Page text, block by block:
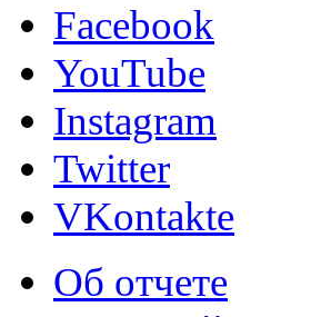
Facebook
YouTube
Instagram
Twitter
VKontakte
Об отчете